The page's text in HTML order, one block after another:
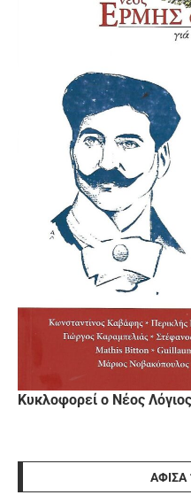
Κυκλοφορεί ο Νέος
ΑΦΊΣΑ